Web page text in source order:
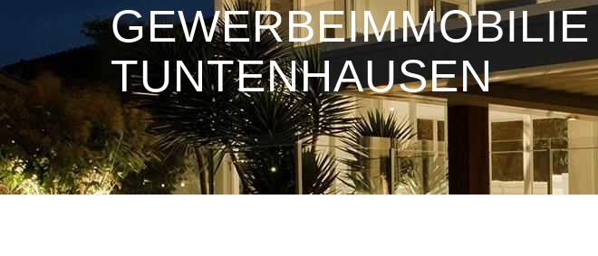
TUNTENHAUSEN